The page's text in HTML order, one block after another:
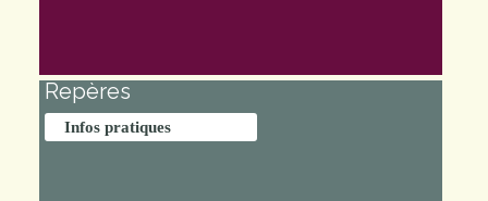
Repères
Infos pratiques